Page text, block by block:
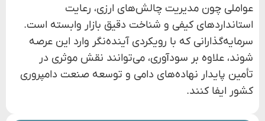
عواملی چون مدیریت چالش‌های ارزی، رعایت
استانداردهای کیفی و شناخت دقیق بازار وابسته است.
سرمایه‌گذارانی که با رویکردی آینده‌نگر وارد این عرصه
شوند، علاوه بر سودآوری، می‌توانند نقش موثری در
تأمین پایدار نهاده‌های دامی و توسعه صنعت دامپروری
کشور ایفا کنند.